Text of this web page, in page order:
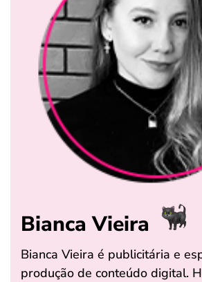
Bianca Vieira
Bianca Vieira é publicitária e
produção de conteúdo digital.